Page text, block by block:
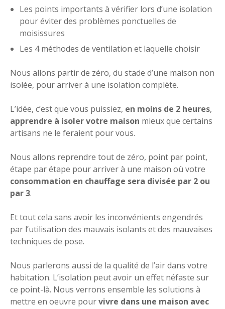
Les points importants à vérifier lors d’une isolation
pour éviter des problèmes ponctuelles de
moisissures
Les 4 méthodes de ventilation et laquelle choisir
Nous allons partir de zéro, du stade d’une maison non
isolée, pour arriver à une isolation complète.
L’idée, c’est que vous puissiez, en moins de 2 heures,
apprendre à isoler votre maison mieux que certains
artisans ne le feraient pour vous.
Nous allons reprendre tout de zéro, point par point,
étape par étape pour arriver à une maison où votre
consommation en chauffage sera divisée par 2 ou
par 3.
Et tout cela sans avoir les inconvénients engendrés
par l’utilisation des mauvais isolants et des mauvaises
techniques de pose.
Nous parlerons aussi de la qualité de l’air dans votre
habitation. L’isolation peut avoir un effet néfaste sur
ce point-là. Nous verrons ensemble les solutions à
mettre en oeuvre pourvivre dans une maison avec